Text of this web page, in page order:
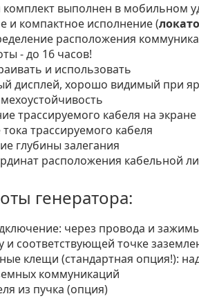
выполнен в мобильном
и компактное исполнение (
расположения
- до 16 часов!
и использовать
дисплей, хорошо видимый при
трассируемого кабеля на
трассируемого кабеля
глубины залегания
расположения кабельной
генератора:
через провода и
и соответствующей точке
клещи (стандартная опция!):
коммуникаций
из пучка (опция)